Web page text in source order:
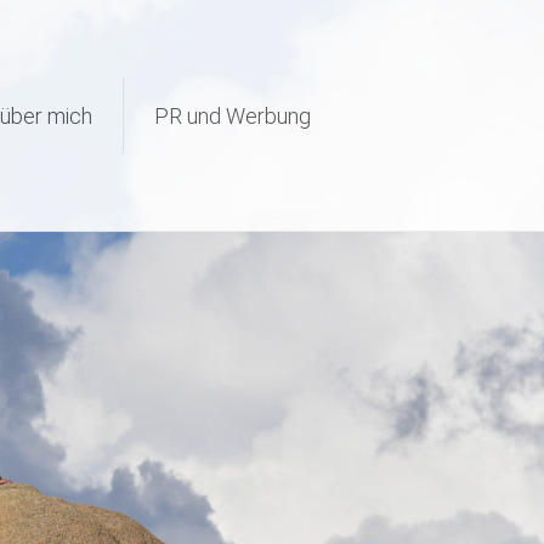
über mich PR und Werbung